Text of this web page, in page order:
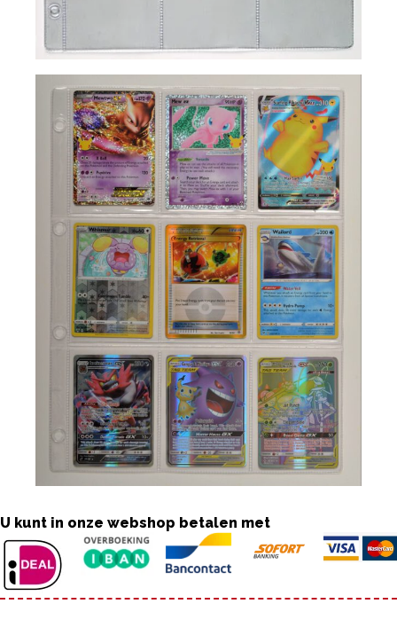
U kunt in onze webshop betalen met